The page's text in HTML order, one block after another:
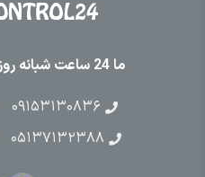
ما 24 ساعت شبانه روز در کنار شما هستیم
۰۹۱۵۳۱۳۰۸۳۶
۰۵۱۳۷۱۳۲۳۸۸